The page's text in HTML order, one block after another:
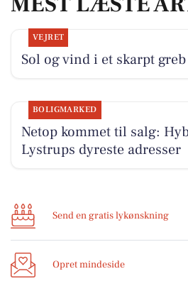
VEJRET
Sol og vind i et skarpt greb
BOLIGMARKED
Netop kommet til salg:
Lystrups dyreste adresser
Send en gratis lykønskning
Opret mindeside